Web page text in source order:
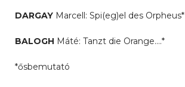
DARGAY Marcell: Spi(eg)el des Orpheus*
BALOGH Máté: Tanzt die Orange….*
*ősbemutató